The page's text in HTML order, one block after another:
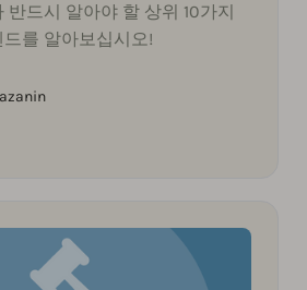
반드시 알아야 할 상위 10가지
를 알아보십시오!